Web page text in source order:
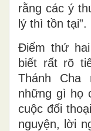
rằng các ý
lý thì tồn tại”.
Điểm thứ
biết rất rõ
Thánh
những gì họ
cuộc đối
nguyện, lời